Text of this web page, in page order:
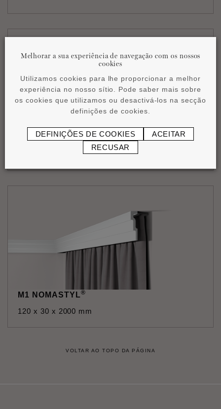
IL18 WALLSTYL ®
90 x 121 x 2000 mm
M1 NOMASTYL®
120 x 30 x 2000 mm
VOLTAR AO TOPO DA PÁGINA
Melhorar a sua experiência de navegação com os nossos
cookies
Utilizamos cookies para lhe proporcionar a melhor
experiência no nosso sítio. Pode saber mais sobre
os cookies que utilizamos ou desactivá-los na secção
definições de cookies.
DEFINIÇÕES DE COOKIES
ACEITAR
RECUSAR